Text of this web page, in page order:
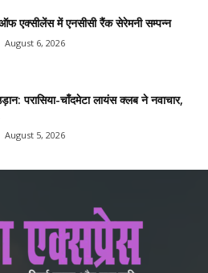
एक्सीलेंस में एनसीसी रैंक सेरेमनी सम्पन्न
August 6, 2026
परासिया-चाँदमेटा लायंस क्लब ने नवाचार,
August 5, 2026